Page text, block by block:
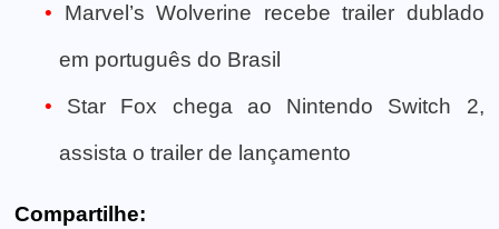
Marvel’s Wolverine recebe trailer dublado
em português do Brasil
Star Fox chega ao Nintendo Switch 2,
assista o trailer de lançamento
Compartilhe: